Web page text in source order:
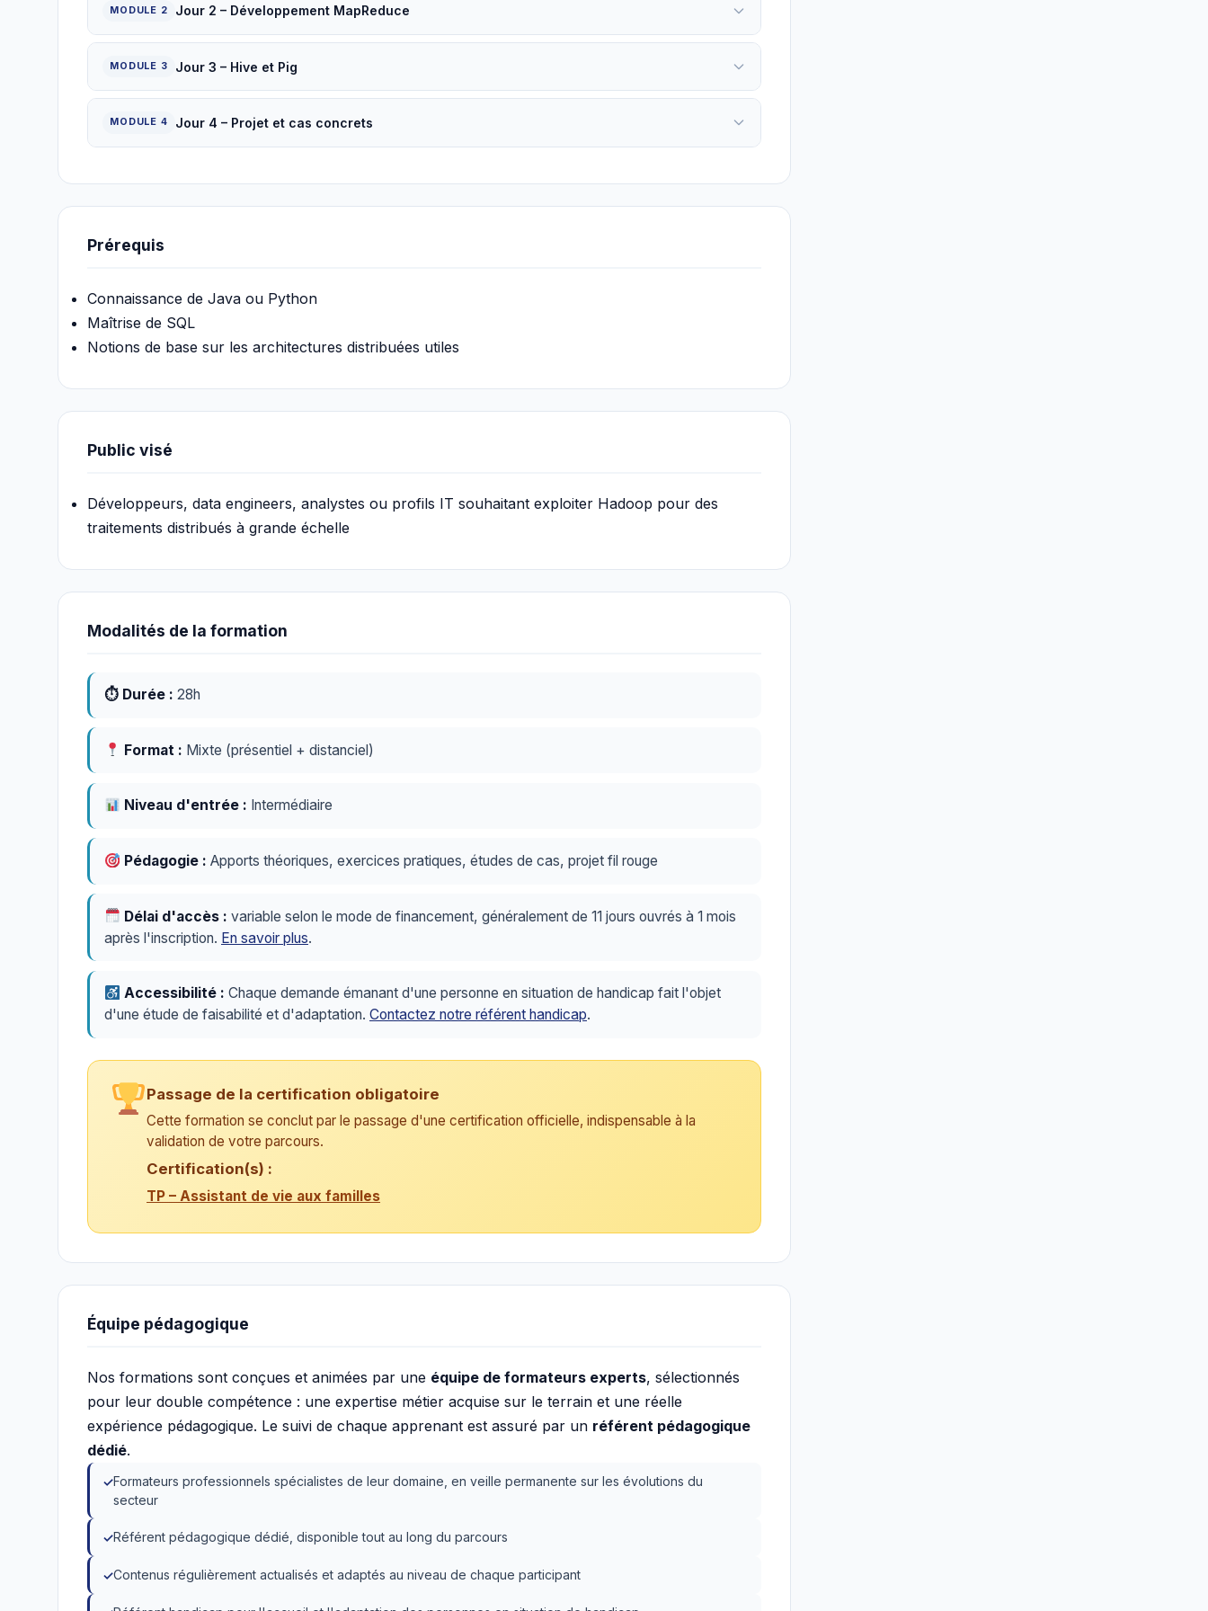
MODULE 2 Jour 2 – Développement MapReduce
MODULE 3 Jour 3 – Hive et Pig
MODULE 4 Jour 4 – Projet et cas concrets
Prérequis
Connaissance de Java ou Python
Maîtrise de SQL
Notions de base sur les architectures distribuées utiles
Public visé
Développeurs, data engineers, analystes ou profils IT souhaitant exploiter Hadoop pour des
traitements distribués à grande échelle
Modalités de la formation
⏱ Durée : 28h
Format : Mixte (présentiel + distanciel)
Niveau d'entrée : Intermédiaire
Pédagogie : Apports théoriques, exercices pratiques, études de cas, projet fil rouge
Délai d'accès : variable selon le mode de financement, généralement de 11 jours ouvrés à 1 mois
après l'inscription. En savoir plus.
Accessibilité : Chaque demande émanant d'une personne en situation de handicap fait l'objet
d'une étude de faisabilité et d'adaptation. Contactez notre référent handicap.
Passage de la certification obligatoire
Cette formation se conclut par le passage d'une certification officielle, indispensable à la
validation de votre parcours.
Certification(s) :
TP – Assistant de vie aux familles
Équipe pédagogique
Nos formations sont conçues et animées par une équipe de formateurs experts, sélectionnés
pour leur double compétence : une expertise métier acquise sur le terrain et une réelle
expérience pédagogique. Le suivi de chaque apprenant est assuré par un référent pédagogique
dédié.
Formateurs professionnels spécialistes de leur domaine, en veille permanente sur les évolutions du
secteur
Référent pédagogique dédié, disponible tout au long du parcours
Contenus régulièrement actualisés et adaptés au niveau de chaque participant